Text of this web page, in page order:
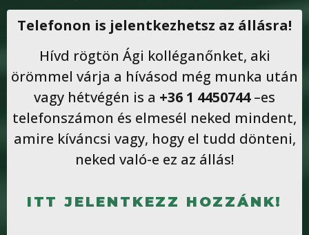
Telefonon is jelentkezhetsz az állásra!
Hívd rögtön Ági kolléganőnket, aki
örömmel várja a hívásod még munka után
vagy hétvégén is a +36 1 4450744–es
telefonszámon és elmesél neked mindent,
amire kíváncsi vagy, hogy el tudd dönteni,
neked való-e ez az állás!
ITT JELENTKEZZ HOZZÁNK!